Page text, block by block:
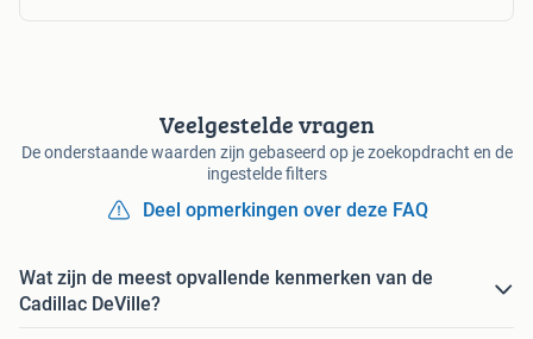
Veelgestelde vragen
De onderstaande waarden zijn gebaseerd op je zoekopdracht en de
ingestelde filters
Deel opmerkingen over deze FAQ
Wat zijn de meest opvallende kenmerken van de
Cadillac DeVille?